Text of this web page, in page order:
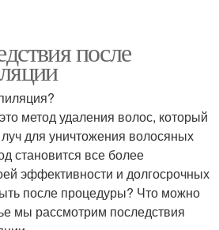
после
метод удаления волос, который
для уничтожения волосяных
становится все более
эффективности и долгосрочных
после процедуры? Что можно
мы рассмотрим последствия